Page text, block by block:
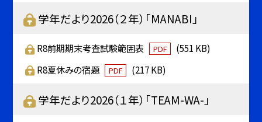
学年だより2026（２年）「MANABI」
R8前期期末考査試験範囲表 PDF
(551 KB)
R8夏休みの宿題
PDF (217 KB)
学年だより2026（１年）「TEAM-WA-」